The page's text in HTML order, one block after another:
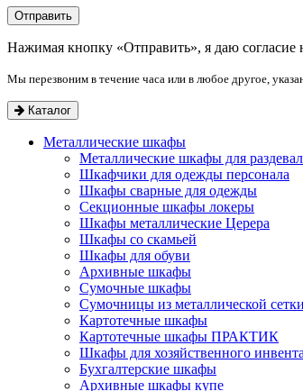
Нажимая кнопку «Отправить», я даю согласие
Мы перезвоним в течение часа или в любое другое,
Каталог
Металлические шкафы
Металлические шкафы для
Шкафчики для одежды персонала
Шкафы сварные для одежды
Секционные шкафы локеры
Шкафы металлические Церера
Шкафы со скамьей
Шкафы для обуви
Архивные шкафы
Сумочные шкафы
Сумочницы из металлической сетки
Картотечные шкафы
Картотечные шкафы ПРАКТИК
Шкафы для хозяйственного
Бухгалтерские шкафы
Архивные шкафы купе